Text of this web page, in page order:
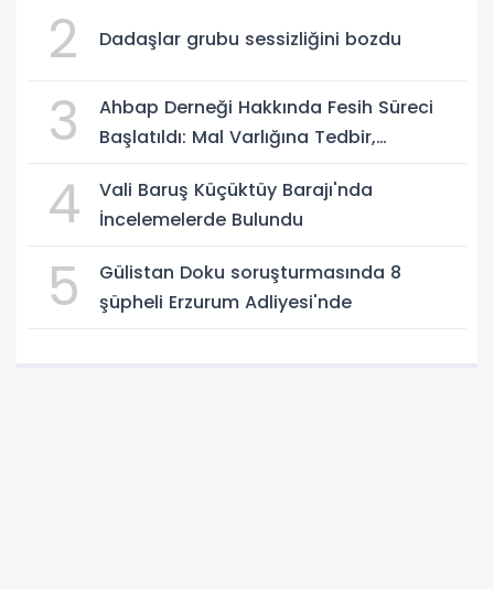
2 Dadaşlar grubu sessizliğini bozdu
3
Ahbap Derneği Hakkında Fesih Süreci
Başlatıldı: Mal Varlığına Tedbir,
4
Vali Baruş Küçüktüy Barajı'nda
İncelemelerde Bulundu
5
Gülistan Doku soruşturmasında 8
şüpheli Erzurum Adliyesi'nde